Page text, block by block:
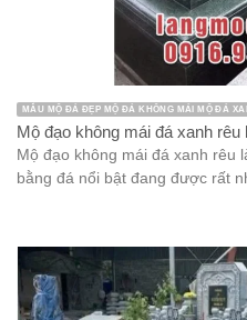
MẪU MỘ ĐÁ ĐẸP MỘ ĐÁ KHÔNG MÁI MỘ ĐÁ
Mộ đạo không mái đá xanh
Mộ đạo không mái đá xanh rêu
bằng đá nổi bật đang được rất